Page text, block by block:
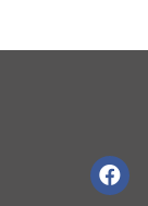
F
a